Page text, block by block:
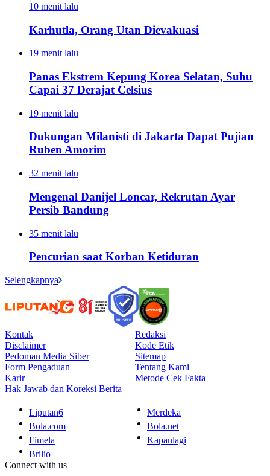
10 menit lalu
Karhutla, Orang Utan Dievakuasi
19 menit lalu
Panas Ekstrem Kepung Korea Selatan, Suhu
Capai 37 Derajat Celsius
19 menit lalu
Dukungan Milanisti di Jakarta Dapat Pujian
Ruben Amorim
32 menit lalu
Mengenal Danijel Loncar, Rekrutan Ayar
Persib Bandung
35 menit lalu
Pencurian saat Korban Ketiduran
Selengkapnya
Kontak
Redaksi
Disclaimer
Kode Etik
Pedoman Media Siber
Sitemap
Form Pengaduan
Tentang Kami
Karir
Metode Cek Fakta
Hak Jawab dan Koreksi Berita
Liputan6
Merdeka
Bola.com
Bola.net
Fimela
Kapanlagi
Brilio
Connect with us